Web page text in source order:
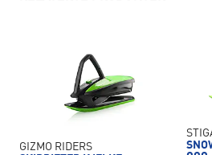
GIZMO RIDERS